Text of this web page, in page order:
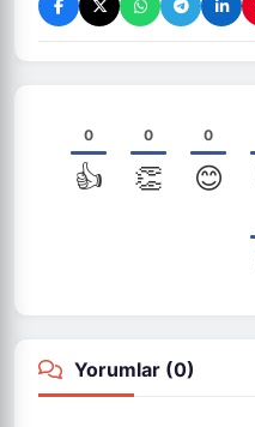
0
👍
0
👏
0
😊
Yorumlar (0)